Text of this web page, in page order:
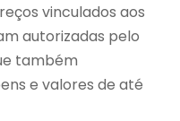
vinculados aos
autorizadas pelo
também
e valores de até